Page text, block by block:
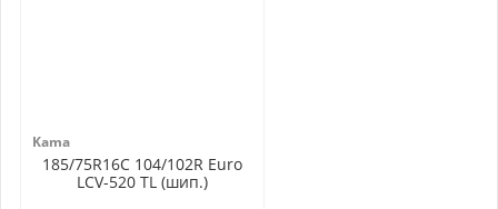
Kama
185/75R16C 104/102R Euro
LCV-520 TL (шип.)